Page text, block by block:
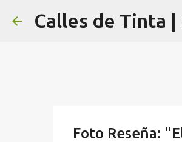
Calles de Tinta
Foto Reseña: